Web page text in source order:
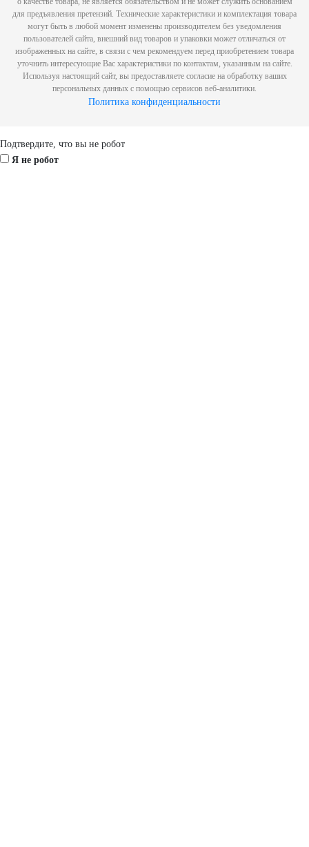
для предъявления претензий. Технические характеристики и комплектация товара
могут быть в любой момент изменены производителем без уведомления
пользователей сайта, внешний вид товаров и упаковки может отличаться от
изображенных на сайте, в связи с чем рекомендуем перед приобретением товара
уточнить интересующие Вас характеристики по контактам, указанным на сайте.
Используя настоящий сайт, вы предоставляете согласие на обработку ваших
персональных данных с помощью сервисов веб-аналитики.
Политика конфиденциальности
Scroll
Up
Подтвердите, что вы не робот
Я не робот